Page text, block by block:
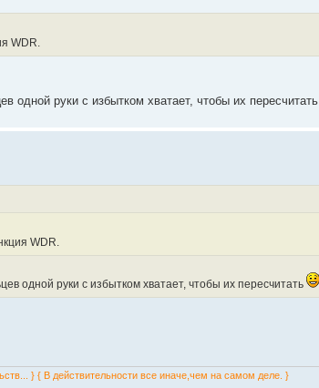
WDR.
одной руки с избытком хватает, чтобы их пересчитать
WDR.
одной руки с избытком хватает, чтобы их пересчитать
} { В действительности все иначе,чем на самом деле. }